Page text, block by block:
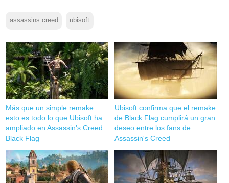
assassins creed ubisoft
Más que un simple remake:
esto es todo lo que Ubisoft ha
ampliado en Assassin's Creed
Black Flag
Ubisoft confirma que el remake
de Black Flag cumplirá un gran
deseo entre los fans de
Assassin's Creed